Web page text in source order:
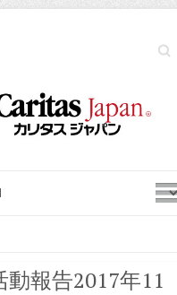
Search
動報告2017年11